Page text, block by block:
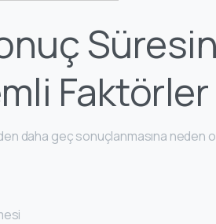
Faktörler
daha geç sonuçlanmasına neden